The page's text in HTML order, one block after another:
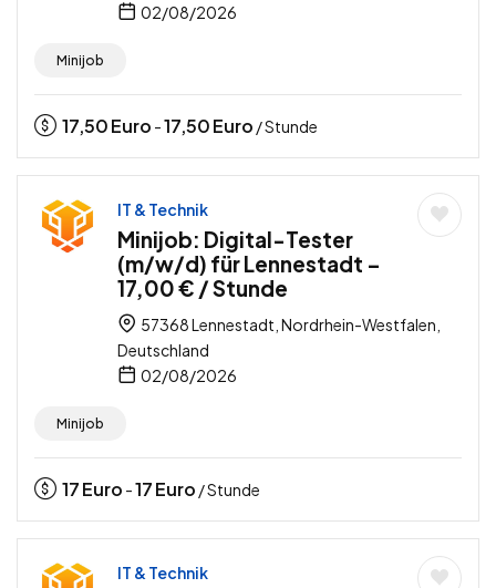
02/08/2026
Minijob
17,50Euro -17,50Euro / Stunde
IT & Technik
Minijob: Digital-Tester
(m/w/d) für Lennestadt –
17,00 € / Stunde
57368 Lennestadt, Nordrhein-Westfalen,
Deutschland
02/08/2026
Minijob
17Euro -17Euro / Stunde
IT & Technik